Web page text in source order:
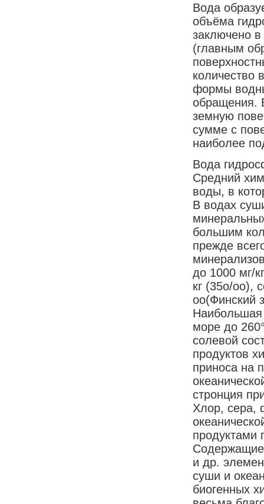
Вода
объёма
заключено
(главным
количество
формы
обращения.
земную
сумме с
наиболее
Вода
Средний
воды, в
В водах
большим
прежде
до 1000 мг/
кг (35о/оо),
оо(Финский
Наибольшая
море до
солевой
продуктов
приноса на
стронция
Хлор, сера,
продуктами
и др.
суши и
биогенных